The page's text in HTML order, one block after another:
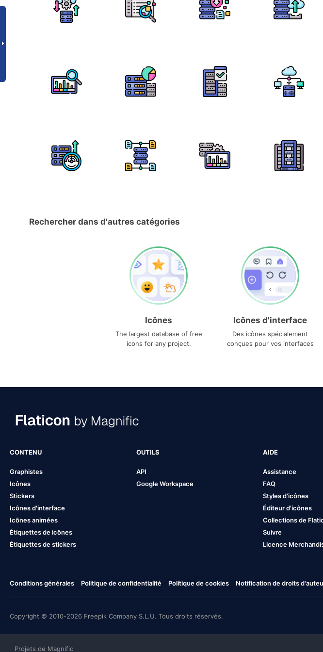
Rechercher dans d'autres catégories
Icônes
The largest database of free
icons for any project.
Icônes d'interface
Des icônes spécialement
conçues pour vos interfaces
CONTENU
Graphistes
Icônes
Stickers
Icônes d'interface
Icônes animées
Étiquettes de icônes
Étiquettes de stickers
OUTILS
API
Google Workspace
AIDE
Assistance
FAQ
Styles d'icônes
Éditeur d'icônes
Collections de
Suivre
Licence
Conditions générales Politique de confidentialité Politique de cookies Notification de droits
Copyright © 2010-2026 Freepik Company S.L.U. Tous droits réservés.
Projets de Magnific